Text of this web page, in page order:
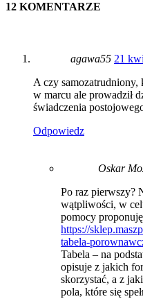
12 KOMENTARZE
agawa55 21
A czy
w marcu ale prowadził
świadczenia
Odpowiedz
Oskar
Po raz pierwszy?
wątpliwości, w
pomocy
https://
tabela-
Tabela – na
opisuje z jakich
skorzystać, a z
pola, które się